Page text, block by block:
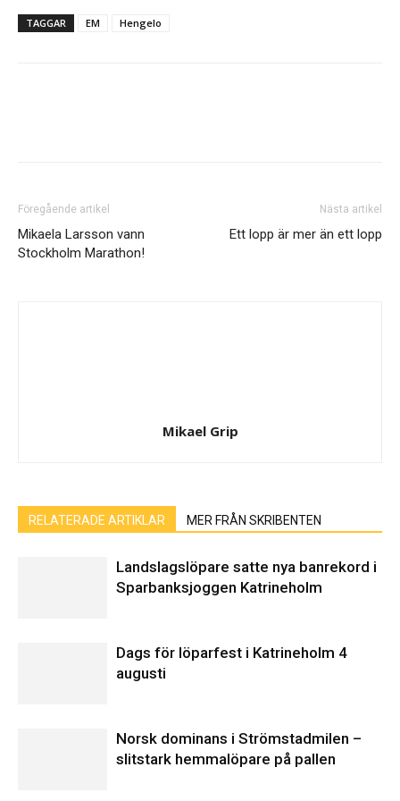
TAGGAR EM Hengelo
Föregående artikel
Mikaela Larsson vann
Stockholm Marathon!
Nästa artikel
Ett lopp är mer än ett lopp
Mikael Grip
RELATERADE ARTIKLAR MER FRÅN SKRIBENTEN
Landslagslöpare satte nya banrekord i
Sparbanksjoggen Katrineholm
Dags för löparfest i Katrineholm 4
augusti
Norsk dominans i Strömstadmilen –
slitstark hemmalöpare på pallen